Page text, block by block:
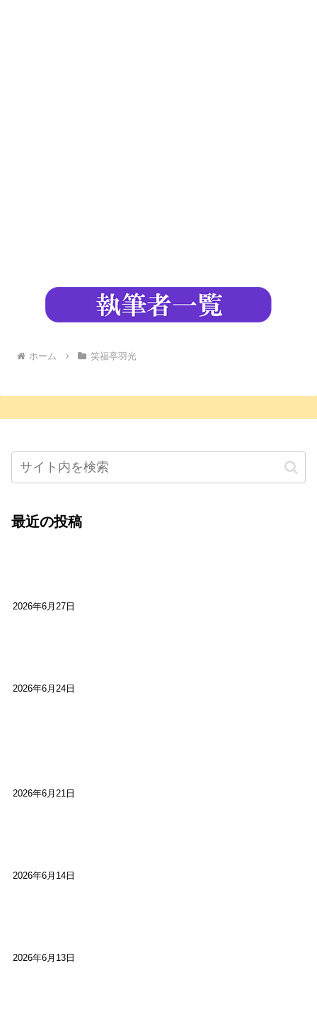
ホーム 笑福亭羽光
最近の投稿
2026年6月27日
2026年6月24日
2026年6月21日
2026年6月14日
2026年6月13日